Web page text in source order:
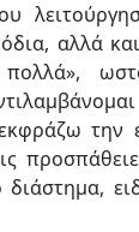
αλλά
την